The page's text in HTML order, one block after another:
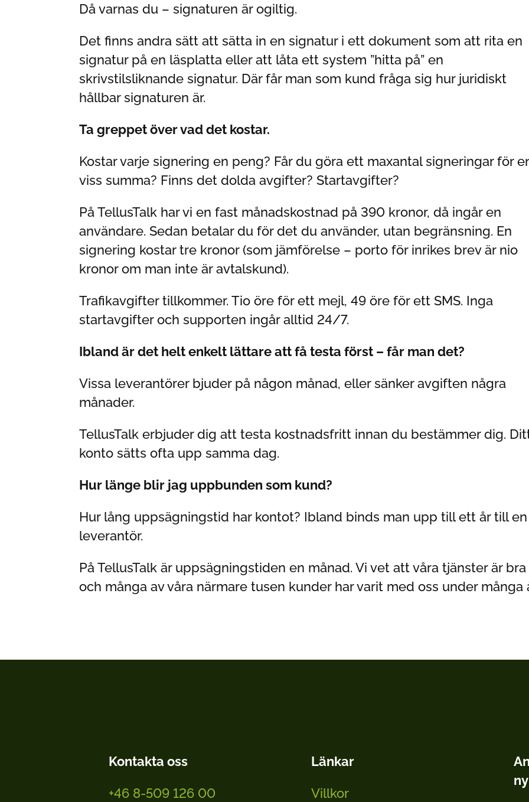
Då varnas du – signaturen är ogiltig.
Det finns andra sätt att sätta in en signatur i ett dokument som att rita en
signatur på en läsplatta eller att låta ett system ”hitta på” en
skrivstilsliknande signatur. Där får man som kund fråga sig hur juridiskt
hållbar signaturen är.
Ta greppet över vad det kostar.
Kostar varje signering en peng? Får du göra ett maxantal signeringar för
viss summa? Finns det dolda avgifter? Startavgifter?
På TellusTalk har vi en fast månadskostnad på 390 kronor, då ingår en
användare. Sedan betalar du för det du använder, utan begränsning. En
signering kostar tre kronor (som jämförelse – porto för inrikes brev är nio
kronor om man inte är avtalskund).
Trafikavgifter tillkommer. Tio öre för ett mejl, 49 öre för ett SMS. Inga
startavgifter och supporten ingår alltid 24/7.
Ibland är det helt enkelt lättare att få testa först – får man det?
Vissa leverantörer bjuder på någon månad, eller sänker avgiften några
månader.
TellusTalk erbjuder dig att testa kostnadsfritt innan du bestämmer dig.
konto sätts ofta upp samma dag.
Hur länge blir jag uppbunden som kund?
Hur lång uppsägningstid har kontot? Ibland binds man upp till ett år till en
leverantör.
På TellusTalk är uppsägningstiden en månad. Vi vet att våra tjänster är bra
och många av våra närmare tusen kunder har varit med oss under många
Kontakta oss
+46 8-509 126 00
Länkar
Villkor